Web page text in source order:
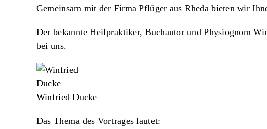
Gemeinsam mit der Firma Pflüger aus Rheda bieten wir
Der bekannte Heilpraktiker, Buchautor und Physiognom
bei uns.
Winfried Ducke
Das Thema des Vortrages lautet: